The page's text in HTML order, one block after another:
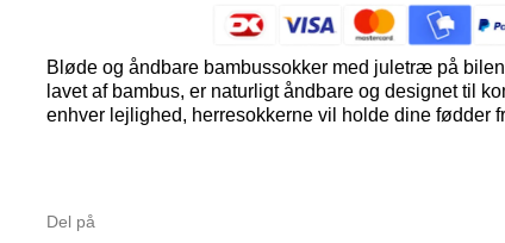
Bløde og åndbare bambussokker med juletræ på
lavet af bambus, er naturligt åndbare og designet til
enhver lejlighed, herresokkerne vil holde dine fødder
Del på